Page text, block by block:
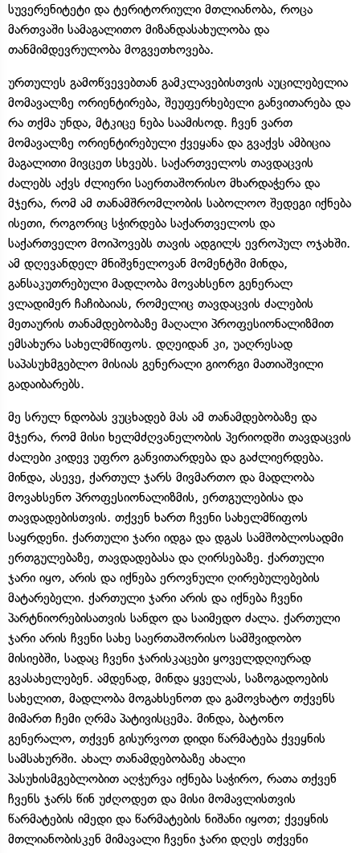
სუვერენიტეტი და ტერიტორიული მთლიანობა, როცა
მართვაში სამაგალითო მიზანდასახულობა და
თანმიმდევრულობა მოგვეთხოვება.
ურთულეს გამოწვევებთან გამკლავებისთვის აუცილებელია
მომავალზე ორიენტირება, შეუფერხებელი განვითარება და
რა თქმა უნდა, მტკიცე ნება საამისოდ. ჩვენ ვართ
მომავალზე ორიენტირებული ქვეყანა და გვაქვს ამბიცია
მაგალითი მივცეთ სხვებს. საქართველოს თავდაცვის
ძალებს აქვს ძლიერი საერთაშორისო მხარდაჭერა და
მჯერა, რომ ამ თანამშრომლობის საბოლოო შედეგი იქნება
ისეთი, როგორიც სჭირდება საქართველოს და
საქართველო მოიპოვებს თავის ადგილს ევროპულ ოჯახში.
ამ დღევანდელ მნიშვნელოვან მომენტში მინდა,
განსაკუთრებული მადლობა მოვახსენო გენერალ
ვლადიმერ ჩაჩიბაიას, რომელიც თავდაცვის ძალების
მეთაურის თანამდებობაზე მაღალი პროფესიონალიზმით
ემსახურა სახელმწიფოს. დღეიდან კი, უაღრესად
საპასუხმგებლო მისიას გენერალი გიორგი მათიაშვილი
გადაიბარებს.
მე სრულ ნდობას ვუცხადებ მას ამ თანამდებობაზე და
მჯერა, რომ მისი ხელმძღვანელობის პერიოდში თავდაცვის
ძალები კიდევ უფრო განვითარდება და გაძლიერდება.
მინდა, ასევე, ქართულ ჯარს მივმართო და მადლობა
მოვახსენო პროფესიონალიზმის, ერთგულებისა და
თავდადებისთვის. თქვენ ხართ ჩვენი სახელმწიფოს
საყრდენი. ქართული ჯარი იდგა და დგას სამშობლოსადმი
ერთგულებაზე, თავდადებასა და ღირსებაზე. ქართული
ჯარი იყო, არის და იქნება ეროვნული ღირებულებების
მატარებელი. ქართული ჯარი არის და იქნება ჩვენი
პარტნიორებისათვის სანდო და საიმედო ძალა. ქართული
ჯარი არის ჩვენი სახე საერთაშორისო სამშვიდობო
მისიებში, სადაც ჩვენი ჯარისკაცები ყოველდღიურად
გვასახელებენ. ამდენად, მინდა ყველას, საზოგადოების
სახელით, მადლობა მოგახსენოთ და გამოვხატო თქვენს
მიმართ ჩემი ღრმა პატივისცემა. მინდა, ბატონო
გენერალო, თქვენ გისურვოთ დიდი წარმატება ქვეყნის
სამსახურში. ახალ თანამდებობაზე ახალი
პასუხისმგებლობით აღჭურვა იქნება საჭირო, რათა თქვენ
ჩვენს ჯარს წინ უძღოდეთ და მისი მომავლისთვის
წარმატების იმედი და წარმატების ნიშანი იყოთ; ქვეყნის
მთლიანობისკენ მიმავალი ჩვენი ჯარი დღეს თქვენი